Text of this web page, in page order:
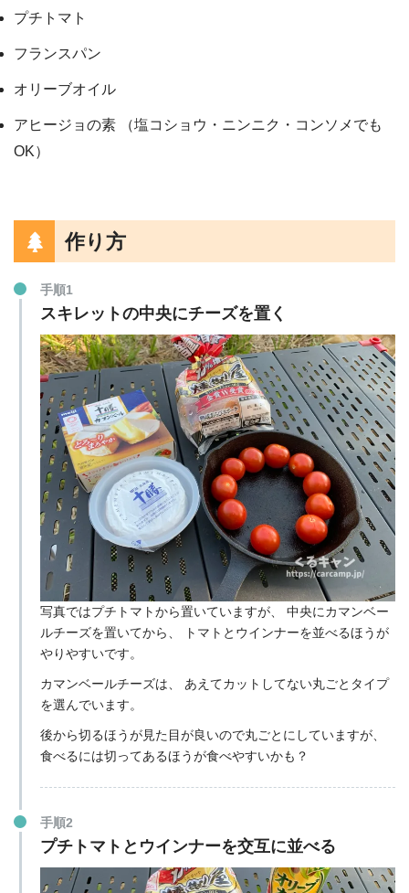
プチトマト
フランスパン
オリーブオイル
アヒージョの素 （塩コショウ・ニンニク・コンソメでも
OK）
作り方
手順1
スキレットの中央にチーズを置く
写真ではプチトマトから置いていますが、
中央にカマンベー
ルチーズを置いてから、
トマトとウインナーを並べるほうが
やりやすいです。
カマンベールチーズは、
あえてカットしてない丸ごとタイプ
を選んでいます。
後から切るほうが見た目が良いので丸ごとにしていますが、
食べるには切ってあるほうが食べやすいかも？
手順2
プチトマトとウインナーを交互に並べる